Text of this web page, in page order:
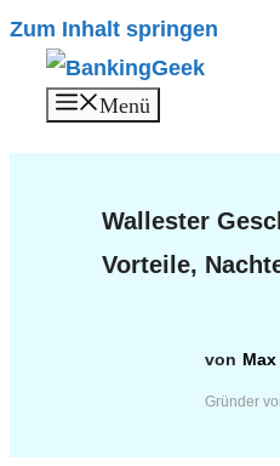
Zum Inhalt springen
Menü
Wallester
Vorteile,
Gründer